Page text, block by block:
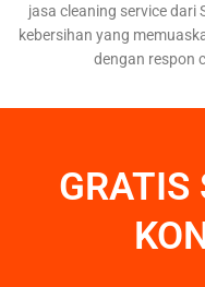
jasa cleaning service dari
kebersihan yang
dengan respon
GRATIS